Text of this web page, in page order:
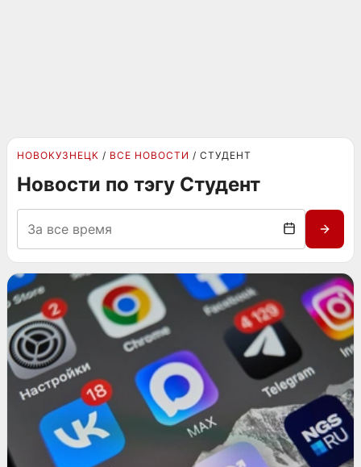
НОВОКУЗНЕЦК ВСЕ НОВОСТИ СТУДЕНТ
Новости по тэгу Студент